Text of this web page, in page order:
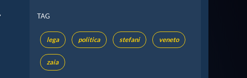
TAG
lega politica stefani veneto
zaia